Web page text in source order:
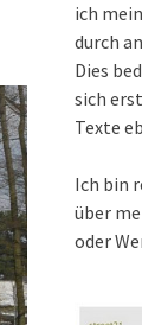
ich
durch
Dies
sich
Texte
Ich bin
über
oder